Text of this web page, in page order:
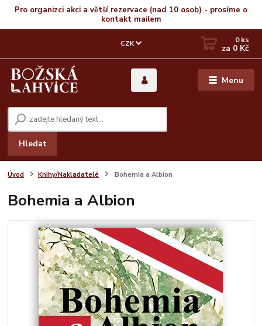
Pro organizci akci a větší rezervace (nad 10 osob) - prosíme o
kontakt mailem
Menu
CZK
Hledat
0ks
za 0 Kč
Úvod Knihy/Nakladatelé Bohemia a Albion
Bohemia a Albion